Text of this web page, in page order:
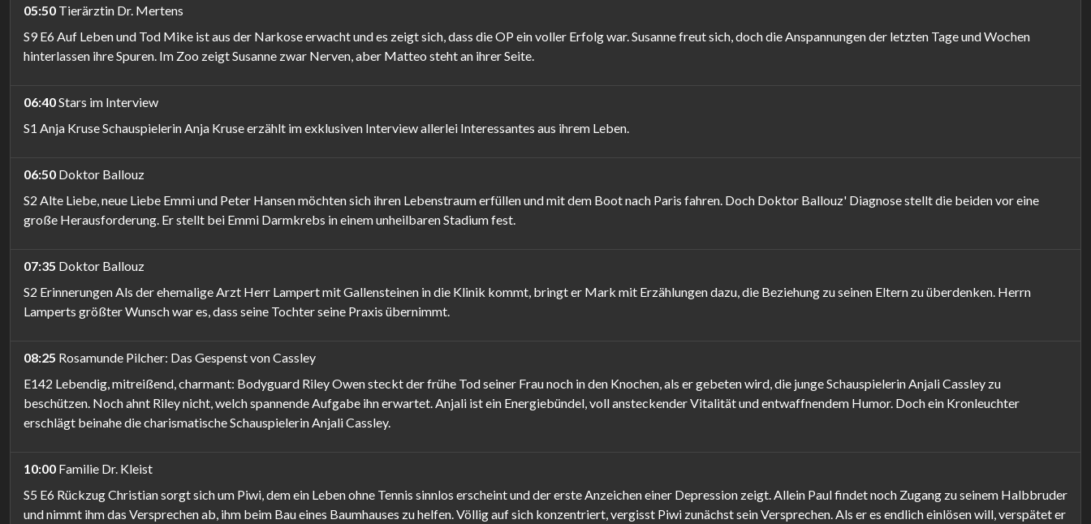
05:50 Tierärztin Dr. Mertens
S9 E6 Auf Leben und Tod Mike ist aus der Narkose erwacht und es zeigt sich, dass die OP ein voller Erfolg war. Susanne freut sich, doch die Anspannungen der letzten Tage und Wochen
hinterlassen ihre Spuren. Im Zoo zeigt Susanne zwar Nerven, aber Matteo steht an ihrer Seite.
06:40Stars im Interview
S1 Anja Kruse Schauspielerin Anja Kruse erzählt im exklusiven Interview allerlei Interessantes aus ihrem Leben.
06:50 Doktor Ballouz
S2 Alte Liebe, neue Liebe Emmi und Peter Hansen möchten sich ihren Lebenstraum erfüllen und mit dem Boot nach Paris fahren. Doch Doktor Ballouz' Diagnose stellt die beiden vor eine
große Herausforderung. Er stellt bei Emmi Darmkrebs in einem unheilbaren Stadium fest.
07:35 Doktor Ballouz
S2 Erinnerungen Als der ehemalige Arzt Herr Lampert mit Gallensteinen in die Klinik kommt, bringt er Mark mit Erzählungen dazu, die Beziehung zu seinen Eltern zu überdenken. Herrn
Lamperts größter Wunsch war es, dass seine Tochter seine Praxis übernimmt.
08:25 Rosamunde Pilcher: Das Gespenst von Cassley
E142 Lebendig, mitreißend, charmant: Bodyguard Riley Owen steckt der frühe Tod seiner Frau noch in den Knochen, als er gebeten wird, die junge Schauspielerin Anjali Cassley zu
beschützen. Noch ahnt Riley nicht, welch spannende Aufgabe ihn erwartet. Anjali ist ein Energiebündel, voll ansteckender Vitalität und entwaffnendem Humor. Doch ein Kronleuchter
erschlägt beinahe die charismatische Schauspielerin Anjali Cassley.
10:00 Familie Dr. Kleist
S5 E6 Rückzug Christian sorgt sich um Piwi, dem ein Leben ohne Tennis sinnlos erscheint und der erste Anzeichen einer Depression zeigt. Allein Paul findet noch Zugang zu seinem Halbbruder
und nimmt ihm das Versprechen ab, ihm beim Bau eines Baumhauses zu helfen. Völlig auf sich konzentriert, vergisst Piwi zunächst sein Versprechen. Als er es endlich einlösen will, verspätet er